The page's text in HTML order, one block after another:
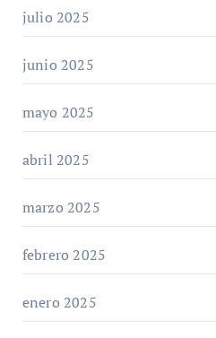
julio 2025
junio 2025
mayo 2025
abril 2025
marzo 2025
febrero 2025
enero 2025